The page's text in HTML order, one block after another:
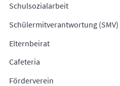
Schulsozialarbeit
Schülermitverantwortung (SMV)
Elternbeirat
Cafeteria
Förderverein